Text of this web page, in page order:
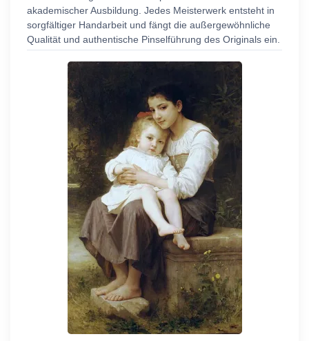
akademischer Ausbildung. Jedes Meisterwerk entsteht in
sorgfältiger Handarbeit und fängt die außergewöhnliche
Qualität und authentische Pinselführung des Originals ein.